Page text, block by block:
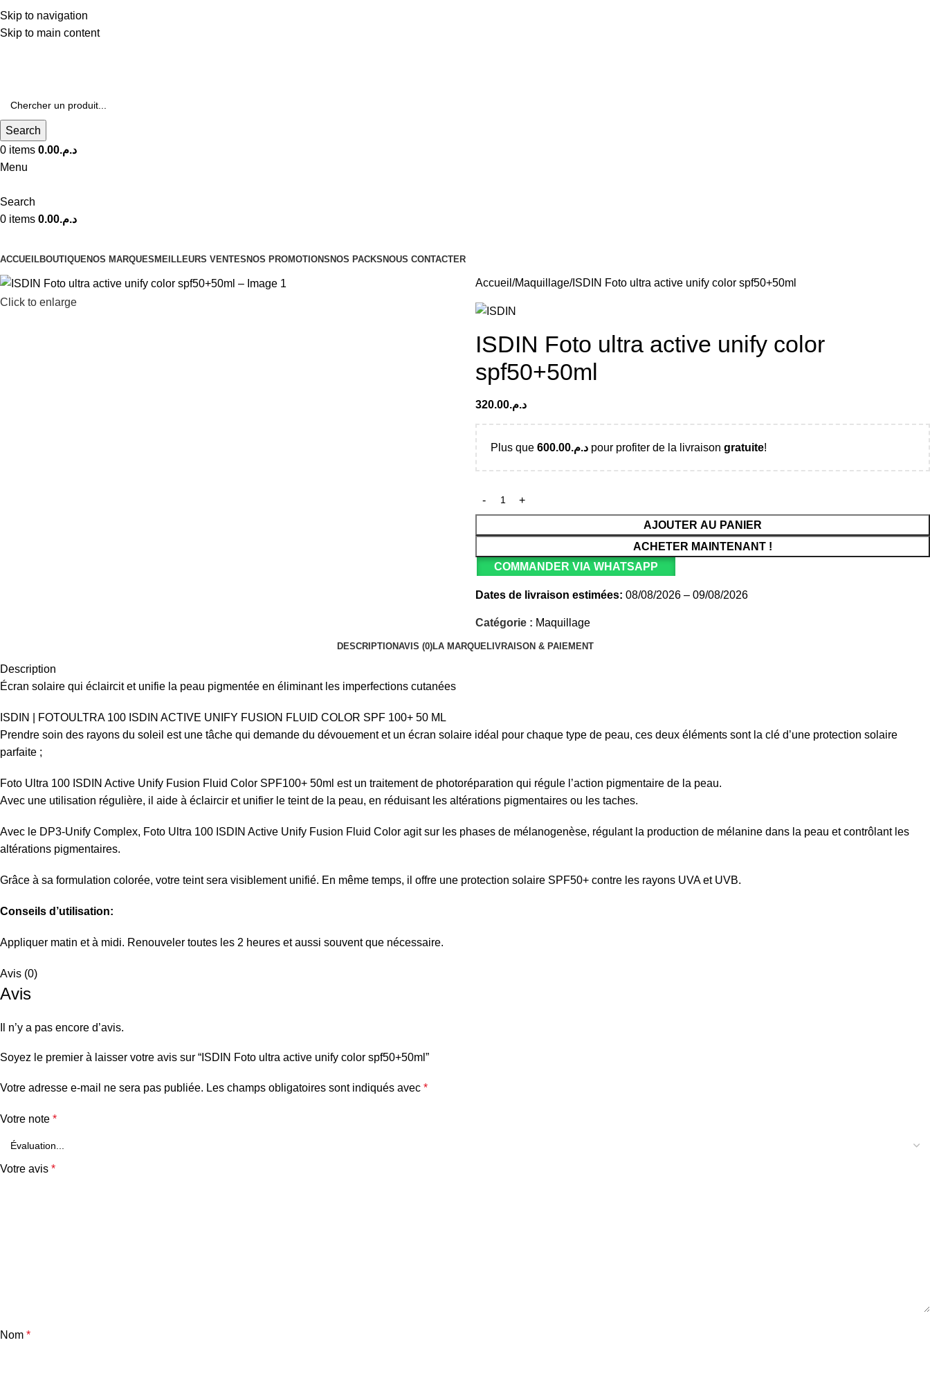
Skip to navigation
Skip to main content
Livraison Gratuite à Partir de 600dhs
Search
0 items د.م.0.00
Menu
Search
0 items د.م.0.00
ACCUEILBOUTIQUENOS MARQUES MEILLEURS VENTES NOS PROMOTIONS NOS PACKS NOUS CONTACTER
Click to enlarge
Accueil Maquillage ISDIN Foto ultra active unify color spf50+50ml
ISDIN Foto ultra active unify color
spf50+50ml
د.م.320.00
Plus que د.م.600.00 pour profiter de la livraison gratuite!
AJOUTER AU PANIER
ACHETER MAINTENANT !
COMMANDER VIA WHATSAPP
Dates de livraison estimées: 08/08/2026 – 09/08/2026
Catégorie : Maquillage
DESCRIPTIONAVIS (0)LA MARQUE LIVRAISON & PAIEMENT
Description
Écran solaire qui éclaircit et unifie la peau pigmentée en éliminant les imperfections cutanées
ISDIN | FOTOULTRA 100 ISDIN ACTIVE UNIFY FUSION FLUID COLOR SPF 100+ 50 ML
Prendre soin des rayons du soleil est une tâche qui demande du dévouement et un écran solaire idéal pour chaque type de peau, ces deux éléments sont la clé d’une protection solaire
parfaite ;
Foto Ultra 100 ISDIN Active Unify Fusion Fluid Color SPF100+ 50ml est un traitement de photoréparation qui régule l’action pigmentaire de la peau.
Avec une utilisation régulière, il aide à éclaircir et unifier le teint de la peau, en réduisant les altérations pigmentaires ou les taches.
Avec le DP3-Unify Complex, Foto Ultra 100 ISDIN Active Unify Fusion Fluid Color agit sur les phases de mélanogenèse, régulant la production de mélanine dans la peau et contrôlant les
altérations pigmentaires.
Grâce à sa formulation colorée, votre teint sera visiblement unifié. En même temps, il offre une protection solaire SPF50+ contre les rayons UVA et UVB.
Conseils d’utilisation:
Appliquer matin et à midi. Renouveler toutes les 2 heures et aussi souvent que nécessaire.
Avis (0)
Avis
Il n’y a pas encore d’avis.
Soyez le premier à laisser votre avis sur “ISDIN Foto ultra active unify color spf50+50ml”
Votre adresse e-mail ne sera pas publiée. Les champs obligatoires sont indiqués avec *
Votre note *
Votre avis *
Nom *